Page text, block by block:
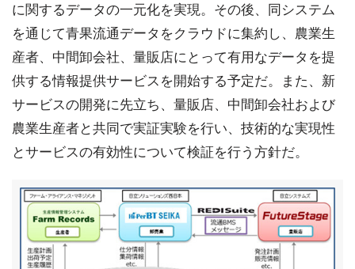
に関するデータの一元化を実現。その後、同システム
を通じて青果流通データをクラウドに集約し、農業生
産者、中間卸会社、量販店にとって有用なデータを提
供する情報提供サービスを開始する予定だ。また、新
サービスの開発に先立ち、量販店、中間卸会社および
農業生産者と共同で実証実験を行い、技術的な実現性
とサービスの有効性について検証を行う方針だ。